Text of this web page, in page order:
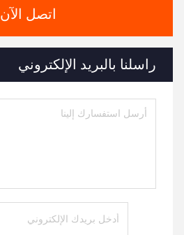
اتصل الآن
راسلنا بالبريد الإلكتروني